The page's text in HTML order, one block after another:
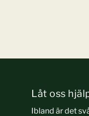
Låt oss
Ibland är det